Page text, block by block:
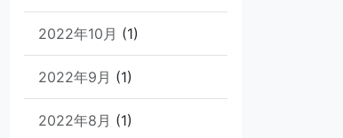
2022年10月 (1)
2022年9月 (1)
2022年8月 (1)